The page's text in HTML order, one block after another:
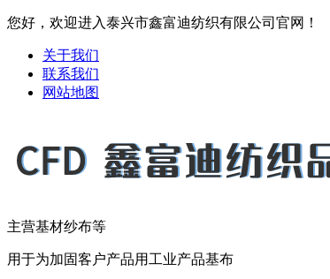
您好，欢迎进入泰兴市鑫富迪纺织有限公司官网！
关于我们
联系我们
网站地图
主营基材纱布等
用于为加固客户产品用工业产品基布